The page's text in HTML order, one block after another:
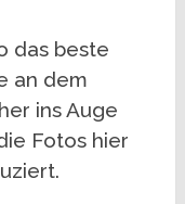
das beste
an dem
ins Auge
Fotos hier